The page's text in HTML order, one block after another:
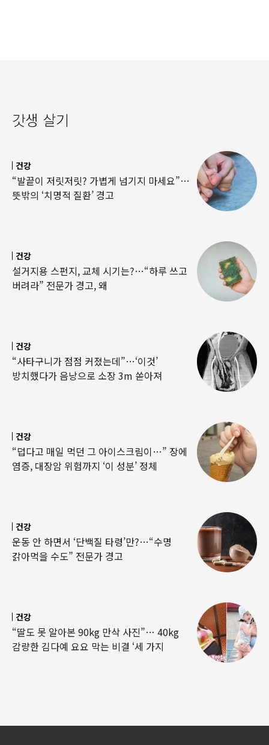
갓생 살기
건강
“발끝이 저릿저릿? 가볍게 넘기지 마세요”…
뜻밖의 ‘치명적 질환’ 경고
건강
설거지용 스펀지, 교체 시기는?…“하루 쓰고
버려라” 전문가 경고, 왜
건강
“사타구니가 점점 커졌는데”…‘이것’
방치했다가 음낭으로 소장 3m 쏟아져
건강
“덥다고 매일 먹던 그 아이스크림이…” 장에
염증, 대장암 위험까지 ‘이 성분’ 정체
건강
운동 안 하면서 ‘단백질 타령’만?…“수명
갉아먹을 수도” 전문가 경고
건강
“딸도 못 알아본 90kg 만삭 사진”… 40kg
감량한 김다예 요요 막는 비결 ‘세 가지